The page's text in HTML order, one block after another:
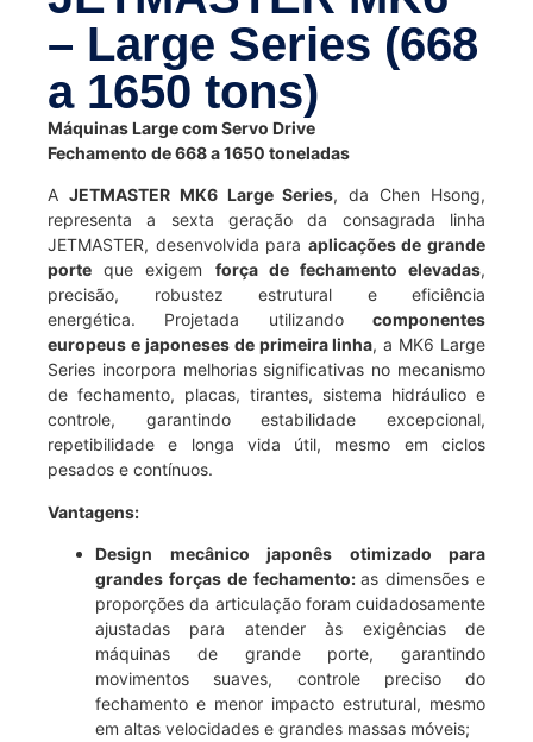
– Large Series (668
a 1650 tons)
Máquinas Large com Servo Drive
Fechamento de 668 a 1650 toneladas
A JETMASTER MK6 Large Series, da Chen Hsong,
representa a sexta geração da consagrada linha
JETMASTER, desenvolvida para aplicações de grande
porte que exigem força de fechamento elevadas,
precisão, robustez estrutural e eficiência
energética. Projetada utilizando componentes
europeus e japoneses de primeira linha, a MK6 Large
Series incorpora melhorias significativas no mecanismo
de fechamento, placas, tirantes, sistema hidráulico e
controle, garantindo estabilidade excepcional,
repetibilidade e longa vida útil, mesmo em ciclos
pesados e contínuos.
Vantagens:
Design mecânico japonês otimizado para
grandes forças de fechamento:as dimensões e
proporções da articulação foram cuidadosamente
ajustadas para atender às exigências de
máquinas de grande porte, garantindo
movimentos suaves, controle preciso do
fechamento e menor impacto estrutural, mesmo
em altas velocidades e grandes massas móveis;